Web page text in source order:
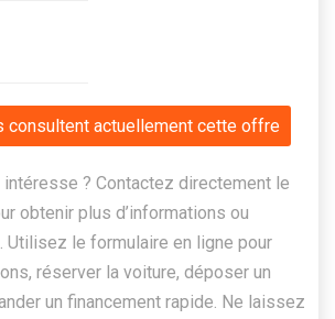
consultent actuellement cette offre
? Contactez directement le
obtenir plus d’informations ou
Utilisez le formulaire en ligne pour
réserver la voiture, déposer un
un financement rapide. Ne laissez